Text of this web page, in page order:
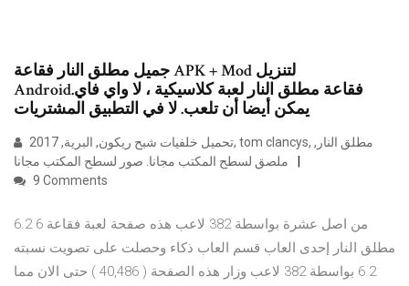
جميل مطلق النار فقاعة APK + Mod لتنزيل
Android.فقاعة مطلق النار لعبة كلاسيكية ، لا واي فاي
يمكن أيضا أن تلعب. لا في التطبيق المشتريات
ملصق لسطح المكتب مجانا. صور لسطح المكتب مجانا
9 Comments
6.2 6 من اصل عشرة بواسطة 382 لاعب هذه صفحة لعبة فقاعة
مطلق النار إحدى العاب قسم العاب ذكاء وحصلت على تصويت نسبته
6.2 بواسطة 382 لاعب وزار هذه الصفحة ( 40,486 ) حتى الان مما